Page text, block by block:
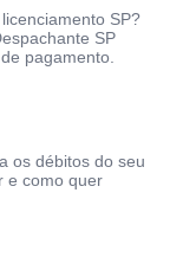
SP?
SP
pagamento.
os débitos do seu
e como quer